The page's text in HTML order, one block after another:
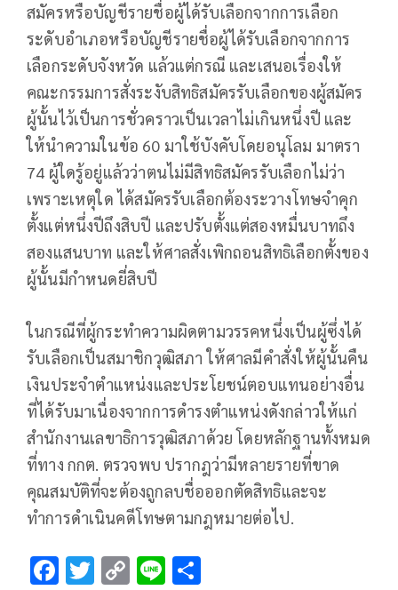
สมัครหรือบัญชีรายชื่อผู้ได้รับเลือกจากการเลือก
ระดับอำเภอหรือบัญชีรายชื่อผู้ได้รับเลือกจากการ
เลือกระดับจังหวัด แล้วแต่กรณี และเสนอเรื่องให้
คณะกรรมการสั่งระงับสิทธิสมัครรับเลือกของผู้สมัคร
ผู้นั้นไว้เป็นการชั่วคราวเป็นเวลาไม่เกินหนึ่งปี และ
ให้นำความในข้อ 60 มาใช้บังคับโดยอนุโลม มาตรา
74 ผู้ใดรู้อยู่แล้วว่าตนไม่มีสิทธิสมัครรับเลือกไม่ว่า
เพราะเหตุใด ได้สมัครรับเลือกต้องระวางโทษจําคุก
ตั้งแต่หนึ่งปีถึงสิบปี และปรับตั้งแต่สองหมื่นบาทถึง
สองแสนบาท และให้ศาลสั่งเพิกถอนสิทธิเลือกตั้งของ
ผู้นั้นมีกําหนดยี่สิบปี
ในกรณีที่ผู้กระทําความผิดตามวรรคหนึ่งเป็นผู้ซึ่งได้
รับเลือกเป็นสมาชิกวุฒิสภา ให้ศาลมีคําสั่งให้ผู้นั้นคืน
เงินประจําตําแหน่งและประโยชน์ตอบแทนอย่างอื่น
ที่ได้รับมาเนื่องจากการดํารงตําแหน่งดังกล่าวให้แก่
สํานักงานเลขาธิการวุฒิสภาด้วย โดยหลักฐานทั้งหมด
ที่ทาง กกต. ตรวจพบ ปรากฎว่ามีหลายรายที่ขาด
คุณสมบัติที่จะต้องถูกลบชื่อออกตัดสิทธิและจะ
ทำการดำเนินคดีโทษตามกฎหมายต่อไป.
F T C Li